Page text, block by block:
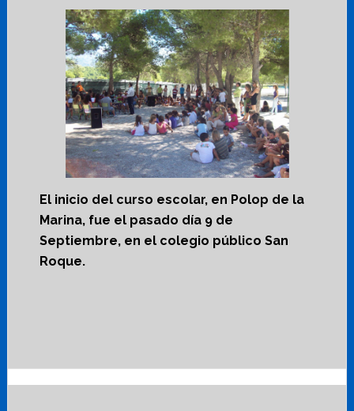
El inicio del curso escolar, en Polop de la
Marina, fue el pasado día 9 de
Septiembre, en el colegio público San
Roque.